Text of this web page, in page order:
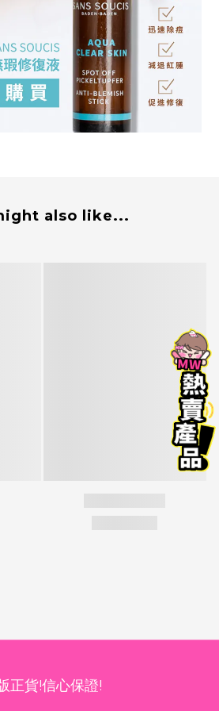
also like...
正貨!信心保證!